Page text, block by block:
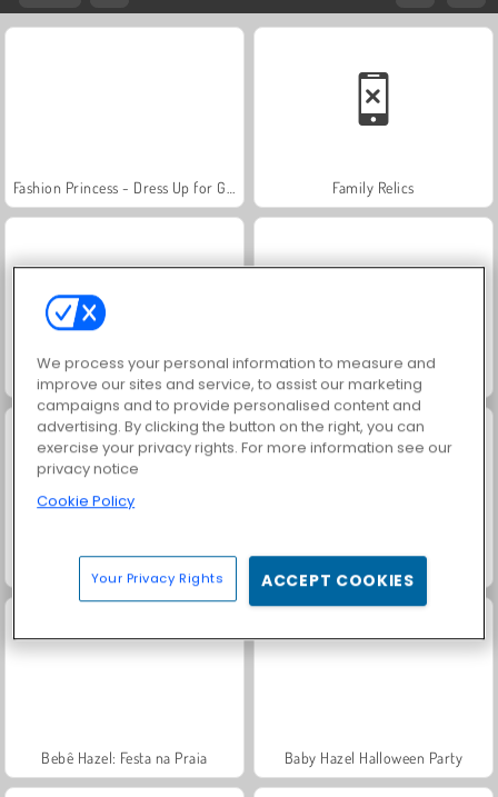
Family Relics
Royal Story Bebê Hazel em Aventura no Farol
Bebê Hazel: Festa na Praia Baby Hazel Halloween Party
We process your personal information to measure and
improve our sites and service, to assist our marketing
campaigns and to provide personalised content and
advertising. By clicking the button on the right, you can
exercise your privacy rights. For more information see our
privacy notice
Cookie Policy
Your Privacy Rights ACCEPT COOKIES